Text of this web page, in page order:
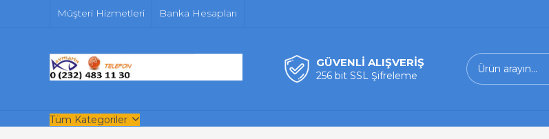
Müşteri Hizmetleri Banka Hesapları
GÜVENLİ ALIŞVERİŞ
256 bit SSL Şifreleme
Tüm Kategoriler